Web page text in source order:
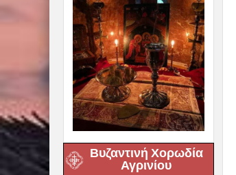
Βυζαντινή Χορωδία
Αγρινίου